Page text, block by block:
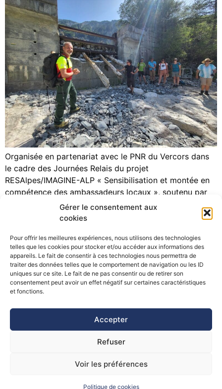
Gérer le consentement aux
cookies
Pour offrir les meilleures expériences, nous utilisons des technologies
telles que les cookies pour stocker et/ou accéder aux informations des
appareils. Le fait de consentir à ces technologies nous permettra de
traiter des données telles que le comportement de navigation ou les ID
uniques sur ce site. Le fait de ne pas consentir ou de retirer son
consentement peut avoir un effet négatif sur certaines caractéristiques
et fonctions.
Accepter
Refuser
Voir les préférences
Politique de cookies
Organisée en partenariat avec le PNR du Vercors dans
le cadre des Journées Relais du projet
RESAlpes/IMAGINE-ALP « Sensibilisation et montée en
compétence des ambassadeurs locaux », soutenu par
l’Union Européenne (FEDER Massif des Alpes ), cette
journée à destination des socio-professionnels du
socio-économiques des secteurs du tourisme et […]
©Pôle Alpin d’études et de recherche pour la prévention des